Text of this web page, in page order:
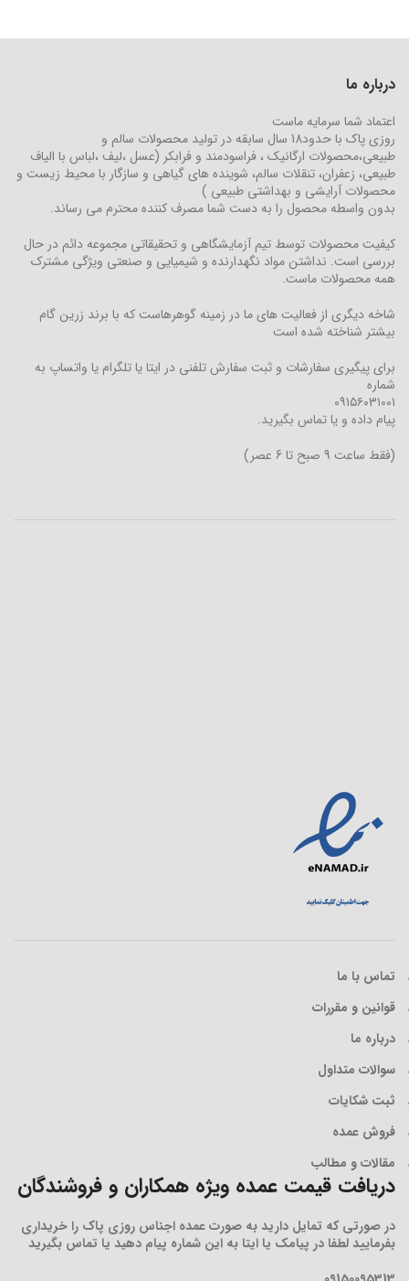
درباره ما
اعتماد شما سرمایه ماست
روزی پاک با حدود18 سال سابقه در تولید محصولات سالم و
طبیعی،محصولات ارگانیک ، فراسودمند و فرابکر (عسل ،لیف ،لباس با الیاف
طبیعی، زعفران، تنقلات سالم، شوینده های گیاهی و سازگار با محیط زیست و
محصولات آرایشی و بهداشتی طبیعی )
بدون واسطه محصول را به دست شما مصرف کننده محترم می رساند.
کیفیت محصولات توسط تیم آزمایشگاهی و تحقیقاتی مجموعه دائم در حال
بررسی است. نداشتن مواد نگهدارنده و شیمیایی و صنعتی ویژگی مشترک
همه محصولات ماست.
شاخه دیگری از فعالیت های ما در زمینه گوهرهاست که با برند زرین گام
بیشتر شناخته شده است
برای پیگیری سفارشات و ثبت سفارش تلفنی در ایتا یا تلگرام یا واتساپ به
شماره
۰۹۱۵۶۰۳۱۰۰۱
پیام داده و یا تماس بگیرید.
(فقط ساعت 9 صبح تا 6 عصر)
تماس با ما
قوانین و مقررات
درباره ما
سوالات متداول
ثبت شکایات
فروش عمده
مقالات و مطالب
دریافت قیمت عمده ویژه همکاران و فروشندگان
در صورتی که تمایل دارید به صورت عمده اجناس روزی پاک را خریداری
بفرمایید لطفا در پیامک یا ایتا به این شماره پیام دهید یا تماس بگیرید